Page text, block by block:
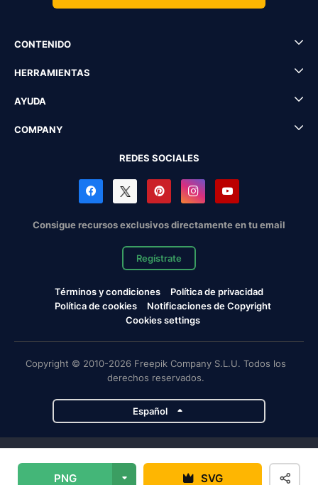
PNG SVG
CONTENIDO
HERRAMIENTAS
AYUDA
COMPANY
REDES SOCIALES
Consigue recursos exclusivos directamente en tu email
Regístrate
Términos y condiciones
Política de privacidad
Política de cookies
Notificaciones de Copyright
Cookies settings
Copyright © 2010-2026 Freepik Company S.L.U. Todos los
derechos reservados.
Español